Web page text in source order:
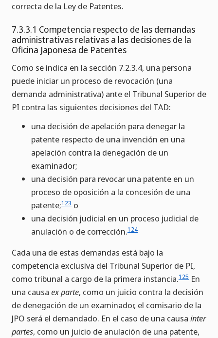
correcta de la Ley de Patentes.
7.3.3.1 Competencia respecto de las demandas
administrativas relativas a las decisiones de la
Oficina Japonesa de Patentes
Como se indica en la sección 7.2.3.4, una persona
puede iniciar un proceso de revocación (una
demanda administrativa) ante el Tribunal Superior de
PI contra las siguientes decisiones del TAD:
una decisión de apelación para denegar la
patente respecto de una invención en una
apelación contra la denegación de un
examinador;
una decisión para revocar una patente en un
proceso de oposición a la concesión de una
patente;123 o
una decisión judicial en un proceso judicial de
anulación o de corrección.124
Cada una de estas demandas está bajo la
competencia exclusiva del Tribunal Superior de PI,
como tribunal a cargo de la primera instancia.125 En
una causa ex parte, como un juicio contra la decisión
de denegación de un examinador, el comisario de la
JPO será el demandado. En el caso de una causa inter
partes, como un juicio de anulación de una patente,